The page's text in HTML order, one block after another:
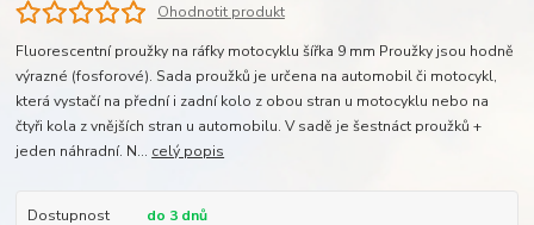
Ohodnotit produkt
Fluorescentní proužky na ráfky motocyklu šířka 9 mm Proužky jsou hodně
výrazné (fosforové). Sada proužků je určena na automobil či motocykl,
která vystačí na přední i zadní kolo z obou stran u motocyklu nebo na
čtyři kola z vnějších stran u automobilu. V sadě je šestnáct proužků +
jeden náhradní. N... celý popis
Dostupnost
do 3 dnů